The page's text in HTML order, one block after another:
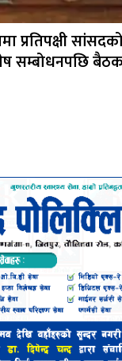
प्रतिपक्षी
सम्बोधनपछि